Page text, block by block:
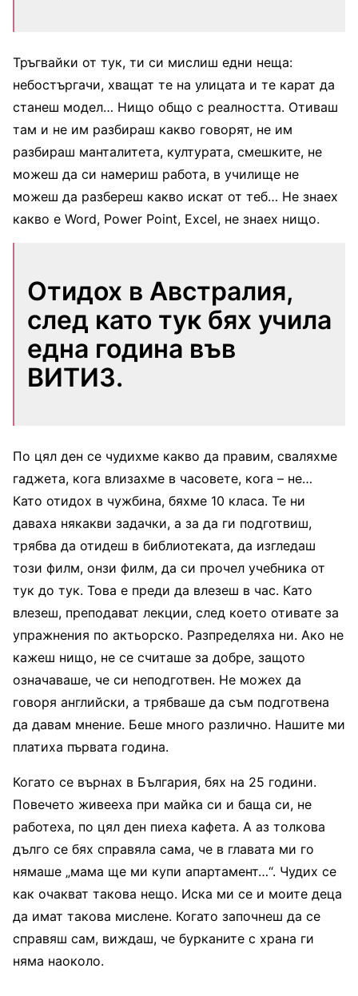
Тръгвайки от тук, ти си мислиш едни неща:
небостъргачи, хващат те на улицата и те карат да
станеш модел… Нищо общо с реалността. Отиваш
там и не им разбираш какво говорят, не им
разбираш манталитета, културата, смешките, не
можеш да си намериш работа, в училище не
можеш да разбереш какво искат от теб… Не знаех
какво е Word, Power Point, Excel, не знаех нищо.
Отидох в Австралия,
след като тук бях учила
една година във
ВИТИЗ.
По цял ден се чудихме какво да правим, сваляхме
гаджета, кога влизахме в часовете, кога – не…
Като отидох в чужбина, бяхме 10 класа. Те ни
даваха някакви задачки, а за да ги подготвиш,
трябва да отидеш в библиотеката, да изгледаш
този филм, онзи филм, да си прочел учебника от
тук до тук. Това е преди да влезеш в час. Като
влезеш, преподават лекции, след което отивате за
упражнения по актьорско. Разпределяха ни. Ако не
кажеш нищо, не се считаше за добре, защото
означаваше, че си неподготвен. Не можех да
говоря английски, а трябваше да съм подготвена
да давам мнение. Беше много различно. Нашите ми
платиха първата година.
Когато се върнах в България, бях на 25 години.
Повечето живееха при майка си и баща си, не
работеха, по цял ден пиеха кафета. А аз толкова
дълго се бях справяла сама, че в главата ми го
нямаше „мама ще ми купи апартамент…“. Чудих се
как очакват такова нещо. Иска ми се и моите деца
да имат такова мислене. Когато започнеш да се
справяш сам, виждаш, че бурканите с храна ги
няма наоколо.